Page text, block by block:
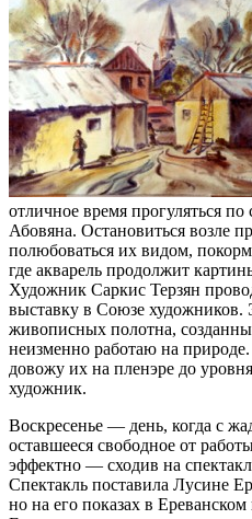
отличное время прогуляться
Абовяна. Остановиться возле
полюбоваться их видом,
где акварель продолжит
Художник Саркис Терзян
выставку в Союзе художников.
живописных полотна,
неизменно работаю на
довожу их на пленэре до
художник.
Воскресенье — день, когда с
оставшееся свободное от
эффектно — сходив на
Спектакль поставила Лусине
но на его показах в